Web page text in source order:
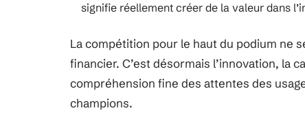
signifie réellement créer de la valeur dans
La compétition pour le haut du podium ne
financier. C’est désormais l’innovation, la
compréhension fine des attentes des
champions.